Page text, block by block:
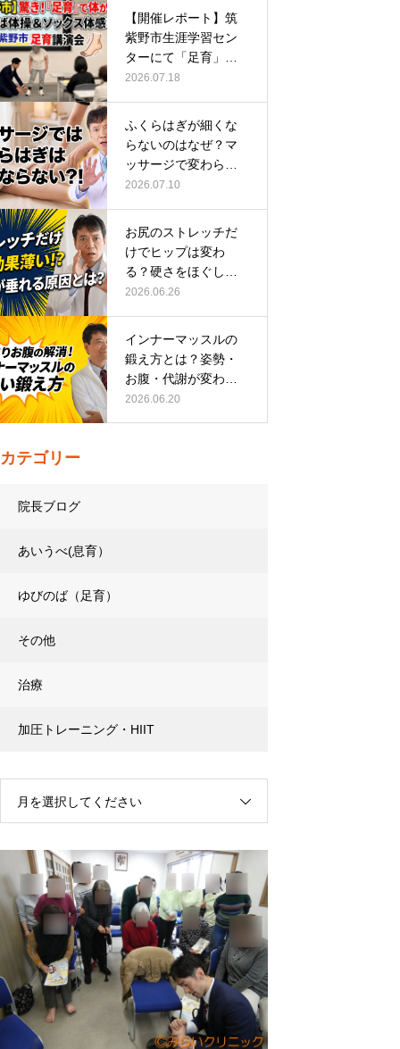
【開催レポート】筑
紫野市生涯学習セン
ターにて「足育」講
演会に登壇し…
2026.07.18
ふくらはぎが細くな
らないのはなぜ？マ
ッサージで変わらな
い根本原因
2026.07.10
お尻のストレッチだ
けでヒップは変わ
る？硬さをほぐして
整える正しい方…
2026.06.26
インナーマッスルの
鍛え方とは？姿勢・
お腹・代謝が変わる
トレーニング…
2026.06.20
カテゴリー
院長ブログ
あいうべ(息育）
ゆびのば（足育）
その他
治療
加圧トレーニング・HIIT
月を選択してください